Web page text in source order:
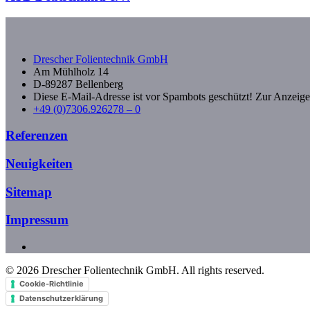
Drescher Folientechnik GmbH
Am Mühlholz 14
D-89287 Bellenberg
Diese E-Mail-Adresse ist vor Spambots geschützt! Zur
+49 (0)7306.926278 – 0
Referenzen
Neuigkeiten
Sitemap
Impressum
© 2026 Drescher Folientechnik GmbH. All rights reserved.
Cookie-Richtlinie
Datenschutzerklärung